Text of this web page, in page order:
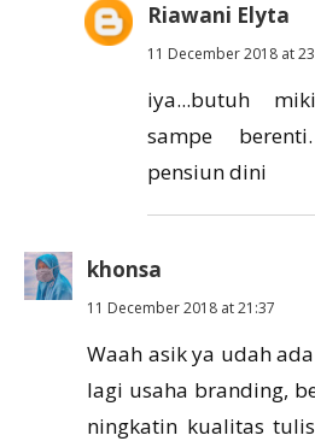
Riawani Elyta
11 December 2018 at
iya...butuh
sampe
pensiun dini
khonsa
11 December 2018 at 21:37
Waah asik ya udah
lagi usaha branding,
ningkatin kualitas